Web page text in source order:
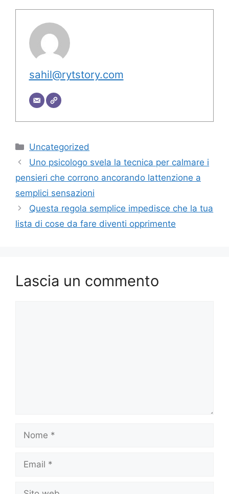
sahil@rytstory.com
Categorie
Uncategorized
Uno psicologo svela la tecnica per calmare i
pensieri che corrono ancorando lattenzione a
semplici sensazioni
Questa regola semplice impedisce che la tua
lista di cose da fare diventi opprimente
Lascia un commento